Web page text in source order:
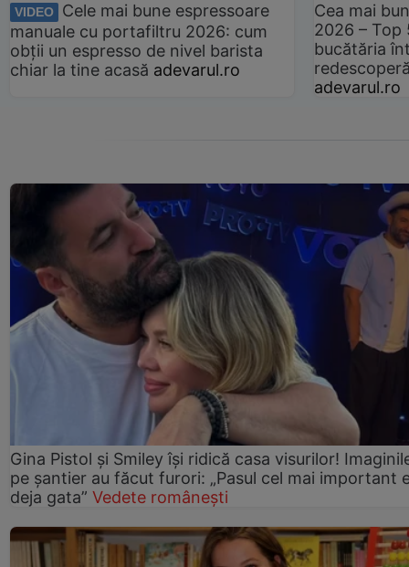
VIDEO
Cele mai bune espressoare
manuale cu portafiltru 2026: cum
obții un espresso de nivel barista
chiar la tine acasă adevarul.ro
Cea mai
2026 –
bucătăria
adevarul.ro
Gina Pistol și Smiley își ridică casa visurilor!
pe șantier au făcut furori: „Pasul cel mai important
deja gata” Vedete românești